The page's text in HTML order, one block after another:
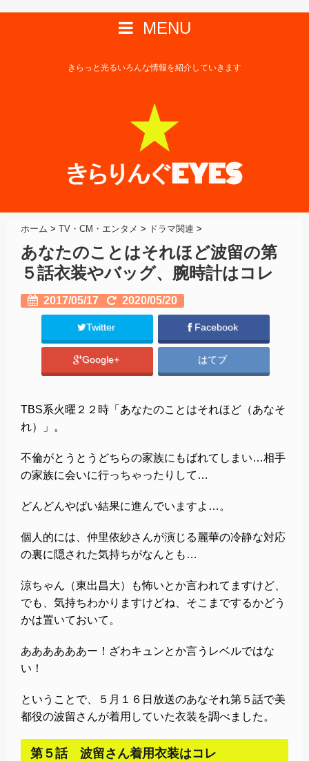
MENU
きらっと光るいろんな情報を紹介していきます
ホーム > TV・CM・エンタメ > ドラマ関連 >
あなたのことはそれほど波留の第
５話衣装やバッグ、腕時計はコレ
2017/05/17 2020/05/20
Twitter Facebook
Google+ はてブ
TBS系火曜２２時「あなたのことはそれほど（あなそ
れ）」。
不倫がとうとうどちらの家族にもばれてしまい…相手
の家族に会いに行っちゃったりして…
どんどんやばい結果に進んでいますよ…。
個人的には、仲里依紗さんが演じる麗華の冷静な対応
の裏に隠された気持ちがなんとも…
涼ちゃん（東出昌大）も怖いとか言われてますけど、
でも、気持ちわかりますけどね、そこまでするかどう
かは置いておいて。
ああああああー！ざわキュンとか言うレベルではな
い！
ということで、５月１６日放送のあなそれ第５話で美
都役の波留さんが着用していた衣装を調べました。
第５話 波留さん着用衣装はコレ